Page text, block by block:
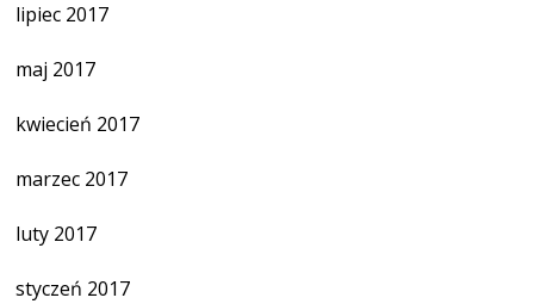
lipiec 2017
maj 2017
kwiecień 2017
marzec 2017
luty 2017
styczeń 2017